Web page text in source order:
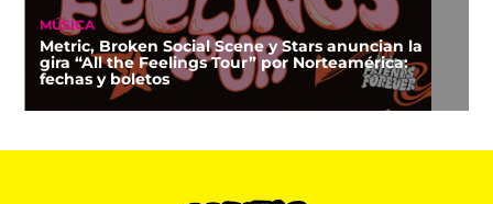
MÚSICA
Metric, Broken Social Scene y Stars anuncian la
gira “All the Feelings Tour” por Norteamérica:
fechas y boletos